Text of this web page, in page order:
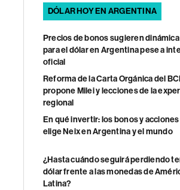
DÓLAR HOY EN ARGENTINA
Precios de bonos sugieren
para el dólar en Argentina pese a
oficial
Reforma de la Carta Orgánica del
propone Milei y lecciones de la
regional
En qué invertir: los bonos y
elige Neix en Argentina y el mundo
¿Hasta cuándo seguirá perdiendo
dólar frente a las monedas de
Latina?